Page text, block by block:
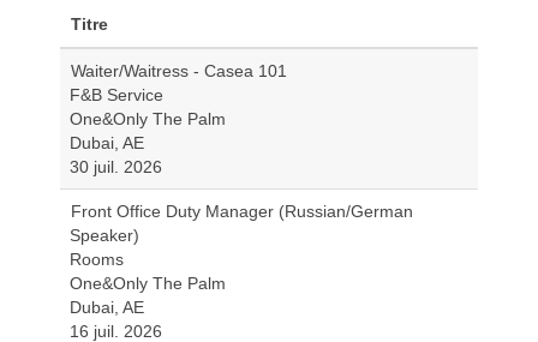
Titre
Waiter/Waitress - Casea 101
F&B Service
One&Only The Palm
Dubai, AE
30 juil. 2026
Front Office Duty Manager (Russian/German
Speaker)
Rooms
One&Only The Palm
Dubai, AE
16 juil. 2026